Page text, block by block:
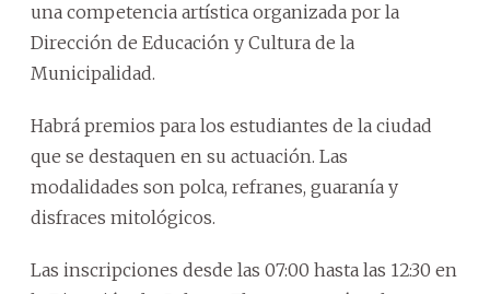
una competencia artística organizada por la
Dirección de Educación y Cultura de la
Municipalidad.
Habrá premios para los estudiantes de la ciudad
que se destaquen en su actuación. Las
modalidades son polca, refranes, guaranía y
disfraces mitológicos.
Las inscripciones desde las 07:00 hasta las 12:30 en